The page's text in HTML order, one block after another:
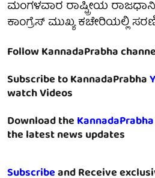
ಮಂಗಳವಾರ ರಾಷ್ಟ್ರೀಯ
ಕಾಂಗ್ರೆಸ್ ಮುಖ್ಯ ಕಚೇರಿಯಲ್ಲಿ
Follow KannadaPrabha
Subscribe to KannadaPrabha
watch Videos
Download the
the latest news updates
Subscribeand Receive